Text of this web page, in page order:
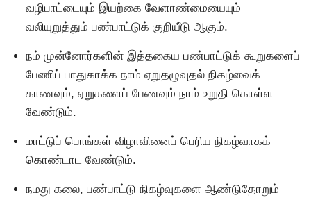
வழிபாட்டையும் இயற்கை வேளாண்மையையும்
வலியுறுத்தும் பண்பாட்டுக் குறியீடு ஆகும்.
நம் முன்னோர்களின் இத்தகைய பண்பாட்டுக் கூறுகளைப்
பேணிப் பாதுகாக்க நாம் ஏறுதழுவுதல் நிகழ்வைக்
காணவும், ஏறுகளைப் பேணவும் நாம் உறுதி கொள்ள
வேண்டும்.
மாட்டுப் பொங்கள் விழாவினைப் பெரிய நிகழ்வாகக்
கொண்டாட வேண்டும்.
நமது கலை, பண்பாட்டு நிகழ்வுகளை ஆண்டுதோறும்